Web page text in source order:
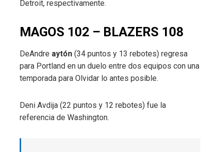
Detroit, respectivamente.
MAGOS 102 – BLAZERS 108
DeAndre aytón (34 puntos y 13 rebotes) regresa
para Portland en un duelo entre dos equipos con una
temporada para Olvidar lo antes posible.
Deni Avdija (22 puntos y 12 rebotes) fue la
referencia de Washington.